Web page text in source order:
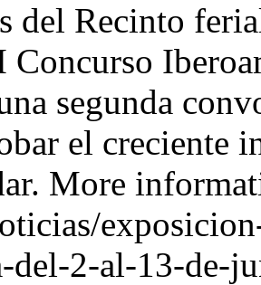
del Recinto
segunda
el creciente
More
del-2-al-13-de-